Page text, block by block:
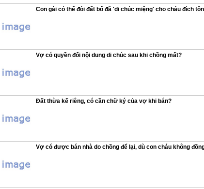
Con gái có thể đòi đất bố đã 'di chúc miệng' cho cháu đích
Vợ có quyền đổi nội dung di chúc sau khi chồng mất?
Đất thừa kế riêng, có cần chữ ký của vợ khi bán?
Vợ có được bán nhà do chồng để lại, dù con cháu không